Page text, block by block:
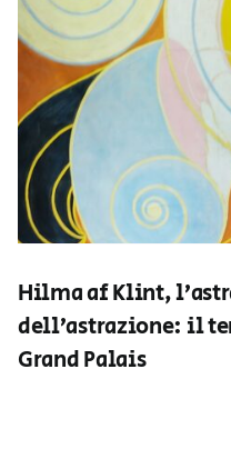
Hilma af Klint,
dell’astrazione: il
Grand Palais